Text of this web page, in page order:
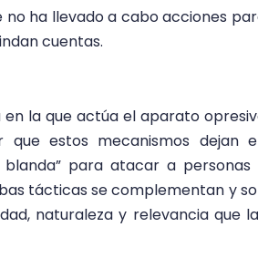
no ha llevado a cabo acciones
cuentas.
en la que actúa el aparato
que estos mecanismos dejan
para atacar a personas
tácticas se complementan y
naturaleza y relevancia que